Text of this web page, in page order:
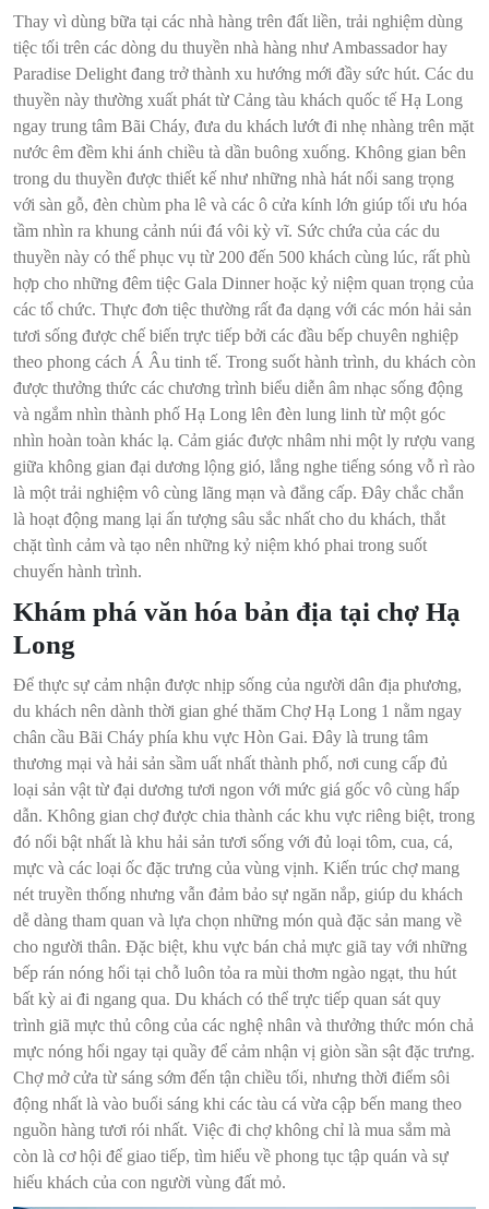
Thay vì dùng bữa tại các nhà hàng trên đất liền, trải nghiệm dùng
tiệc tối trên các dòng du thuyền nhà hàng như Ambassador hay
Paradise Delight đang trở thành xu hướng mới đầy sức hút. Các du
thuyền này thường xuất phát từ Cảng tàu khách quốc tế Hạ Long
ngay trung tâm Bãi Cháy, đưa du khách lướt đi nhẹ nhàng trên mặt
nước êm đềm khi ánh chiều tà dần buông xuống. Không gian bên
trong du thuyền được thiết kế như những nhà hát nổi sang trọng
với sàn gỗ, đèn chùm pha lê và các ô cửa kính lớn giúp tối ưu hóa
tầm nhìn ra khung cảnh núi đá vôi kỳ vĩ. Sức chứa của các du
thuyền này có thể phục vụ từ 200 đến 500 khách cùng lúc, rất phù
hợp cho những đêm tiệc Gala Dinner hoặc kỷ niệm quan trọng của
các tổ chức. Thực đơn tiệc thường rất đa dạng với các món hải sản
tươi sống được chế biến trực tiếp bởi các đầu bếp chuyên nghiệp
theo phong cách Á Âu tinh tế. Trong suốt hành trình, du khách còn
được thưởng thức các chương trình biểu diễn âm nhạc sống động
và ngắm nhìn thành phố Hạ Long lên đèn lung linh từ một góc
nhìn hoàn toàn khác lạ. Cảm giác được nhâm nhi một ly rượu vang
giữa không gian đại dương lộng gió, lắng nghe tiếng sóng vỗ rì rào
là một trải nghiệm vô cùng lãng mạn và đẳng cấp. Đây chắc chắn
là hoạt động mang lại ấn tượng sâu sắc nhất cho du khách, thắt
chặt tình cảm và tạo nên những kỷ niệm khó phai trong suốt
chuyến hành trình.
Khám phá văn hóa bản địa tại chợ Hạ
Long
Để thực sự cảm nhận được nhịp sống của người dân địa phương,
du khách nên dành thời gian ghé thăm Chợ Hạ Long 1 nằm ngay
chân cầu Bãi Cháy phía khu vực Hòn Gai. Đây là trung tâm
thương mại và hải sản sầm uất nhất thành phố, nơi cung cấp đủ
loại sản vật từ đại dương tươi ngon với mức giá gốc vô cùng hấp
dẫn. Không gian chợ được chia thành các khu vực riêng biệt, trong
đó nổi bật nhất là khu hải sản tươi sống với đủ loại tôm, cua, cá,
mực và các loại ốc đặc trưng của vùng vịnh. Kiến trúc chợ mang
nét truyền thống nhưng vẫn đảm bảo sự ngăn nắp, giúp du khách
dễ dàng tham quan và lựa chọn những món quà đặc sản mang về
cho người thân. Đặc biệt, khu vực bán chả mực giã tay với những
bếp rán nóng hổi tại chỗ luôn tỏa ra mùi thơm ngào ngạt, thu hút
bất kỳ ai đi ngang qua. Du khách có thể trực tiếp quan sát quy
trình giã mực thủ công của các nghệ nhân và thưởng thức món chả
mực nóng hổi ngay tại quầy để cảm nhận vị giòn sần sật đặc trưng.
Chợ mở cửa từ sáng sớm đến tận chiều tối, nhưng thời điểm sôi
động nhất là vào buổi sáng khi các tàu cá vừa cập bến mang theo
nguồn hàng tươi rói nhất. Việc đi chợ không chỉ là mua sắm mà
còn là cơ hội để giao tiếp, tìm hiểu về phong tục tập quán và sự
hiếu khách của con người vùng đất mỏ.